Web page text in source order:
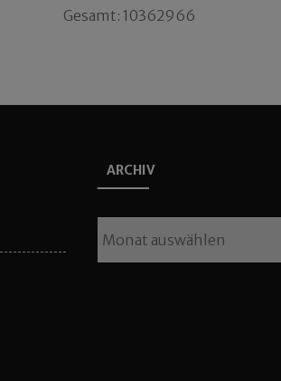
Gesamt: 10362966
ARCHIV